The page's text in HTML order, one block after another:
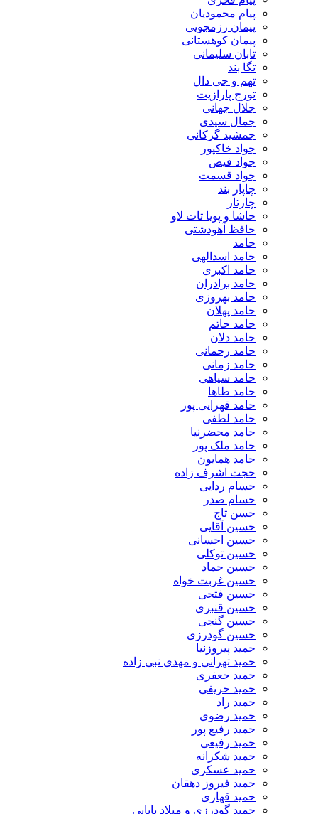
پیام محمودیان
پیمان رزمجویی
پیمان کوهستانی
تابان سلیمانی
تگا بند
تهم و جی دال
تورج پارازیت
جلال جهانی
جمال سیدی
جمشید گرکانی
جواد خاکپور
جواد فیض
جواد قسمت
چاپار بند
چارتار
حاشا و پویا تات لاو
حافظ آهودشتی
حامد
حامد اسدالهی
حامد اکبری
حامد برادران
حامد بهروزی
حامد پهلان
حامد حاتم
حامد دلان
حامد رحمانی
حامد زمانی
حامد سیاهی
حامد طاها
حامد قهرایی پور
حامد لطفی
حامد محضرنیا
حامد ملک پور
حامد همایون
حجت اشرف زاده
حسام ردایی
حسام صدر
حسن تاج
حسین آقایی
حسین احسانی
حسین توکلی
حسین حماد
حسین غربت خواه
حسین فتحی
حسین قنبری
حسین گنجی
حسین گودرزی
حمید پیروزنیا
حمید تهرانی و مهدی نبی زاده
حمید جعفری
حمید حریفی
حمید راد
حمید رضوی
حمید رفیع پور
حمید رفیعی
حمید شکرانه
حمید عسکری
حمید فیروز دهقان
حمید قهاری
حمید گودرزی و میلاد بابایی